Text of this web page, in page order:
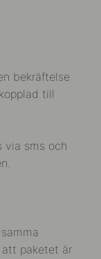
bekräftelse
till
via sms och
paketet är